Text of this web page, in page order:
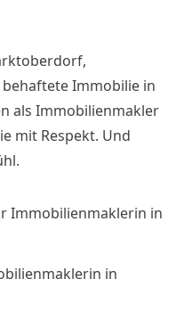
Immobilie in
als Immobilienmakler
mit Respekt. Und
Immobilienmaklerin in
in